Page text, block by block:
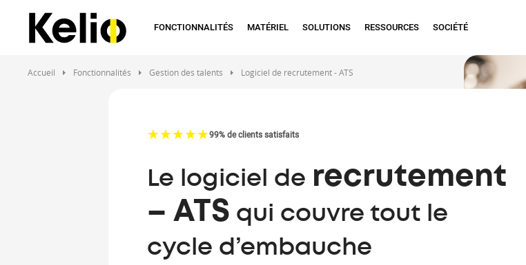
contenu
FONCTIONNALITÉS MATÉRIEL SOLUTIONS RESSOURCES SOCIÉTÉ
Accueil Fonctionnalités Gestion des talents Logiciel de recrutement - ATS
☆
★☆
★☆
★☆
★☆
★99% de clients satisfaits
Le logiciel de recrutement
– ATS qui couvre tout le
cycle d’embauche